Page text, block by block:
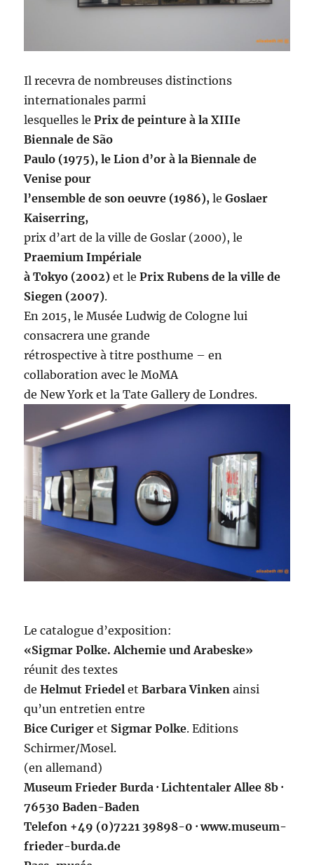
Il recevra de nombreuses distinctions
internationales parmi
lesquelles lePrix de peinture à la XIIIe
Biennale de São
Paulo (1975), le Lion d’or à la Biennale de
Venise pour
l’ensemble de son oeuvre (1986), leGoslaer
Kaiserring,
prix d’art de la ville de Goslar (2000), le
Praemium Impériale
à Tokyo (2002) et lePrix Rubens de la ville de
Siegen (2007).
En 2015, le Musée Ludwig de Cologne lui
consacrera une grande
rétrospective à titre posthume – en
collaboration avec le MoMA
de New York et la Tate Gallery de Londres.
Le catalogue d’exposition:
«Sigmar Polke. Alchemie und Arabeske»
réunit des textes
de Helmut Friedel etBarbara Vinken ainsi
qu’un entretien entre
Bice Curiger et Sigmar Polke. Editions
Schirmer/Mosel.
(en allemand)
Museum Frieder Burda · Lichtentaler Allee 8b ·
76530 Baden-Baden
Telefon +49 (0)7221 39898-0 · www.museum-
frieder-burda.de